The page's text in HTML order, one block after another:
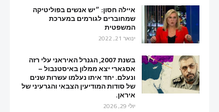
איילה חסון: ״יש אנשים בפוליטיקה
שמחוברים לגורמים במערכת
המשפטית
ינואר 21, 2022
בשנת 2007, הגנרל האיראני עלי רזה
אסגארי יצא ממלון באיסטנבול –
ונעלם. יחד איתו נעלמו עשרות שנים
של סודות המודיעין הצבאי והגרעיני של
איראן.
יולי 29, 2026